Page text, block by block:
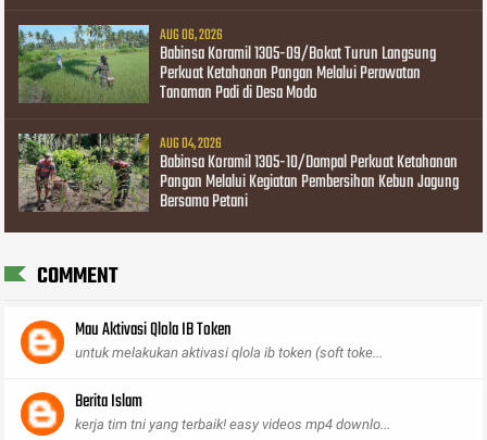
AUG 06, 2026
Babinsa Koramil 1305-09/Bokat Turun Langsung
Perkuat Ketahanan Pangan Melalui Perawatan
Tanaman Padi di Desa Modo
AUG 04, 2026
Babinsa Koramil 1305-10/Dampal Perkuat Ketahanan
Pangan Melalui Kegiatan Pembersihan Kebun Jagung
Bersama Petani
COMMENT
Mau Aktivasi Qlola IB Token
untuk melakukan aktivasi qlola ib token (soft toke...
Berita Islam
kerja tim tni yang terbaik! easy videos mp4 downlo...